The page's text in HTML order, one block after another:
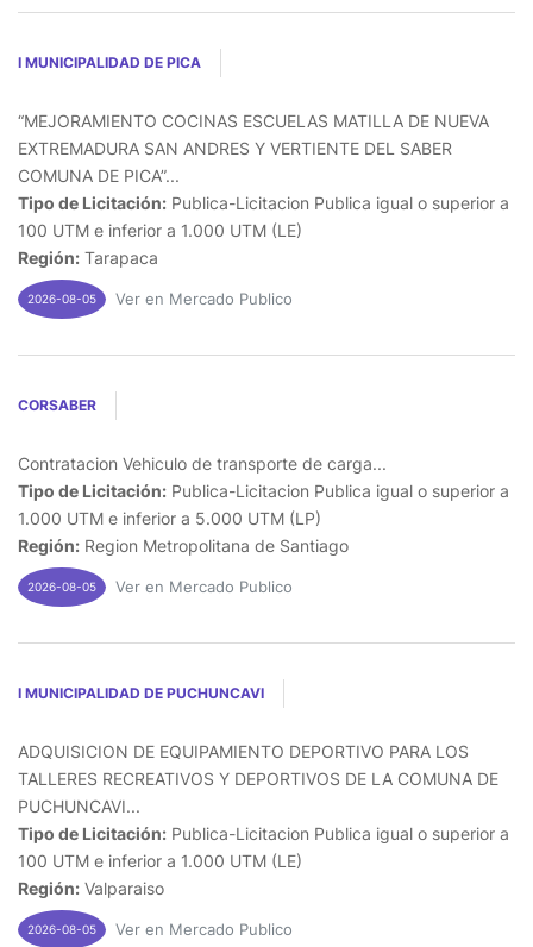
I MUNICIPALIDAD DE PICA
“MEJORAMIENTO COCINAS ESCUELAS MATILLA DE NUEVA
EXTREMADURA SAN ANDRES Y VERTIENTE DEL SABER
COMUNA DE PICA”...
Tipo de Licitación: Publica-Licitacion Publica igual o superior a
100 UTM e inferior a 1.000 UTM (LE)
Región: Tarapaca
2026-08-05 Ver en Mercado Publico
CORSABER
Contratacion Vehiculo de transporte de carga...
Tipo de Licitación: Publica-Licitacion Publica igual o superior a
1.000 UTM e inferior a 5.000 UTM (LP)
Región: Region Metropolitana de Santiago
2026-08-05 Ver en Mercado Publico
I MUNICIPALIDAD DE PUCHUNCAVI
ADQUISICION DE EQUIPAMIENTO DEPORTIVO PARA LOS
TALLERES RECREATIVOS Y DEPORTIVOS DE LA COMUNA DE
PUCHUNCAVI...
Tipo de Licitación: Publica-Licitacion Publica igual o superior a
100 UTM e inferior a 1.000 UTM (LE)
Región: Valparaiso
2026-08-05 Ver en Mercado Publico